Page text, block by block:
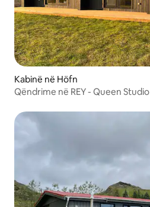
Kabinë në Höfn
Qëndrime në REY - Queen Studio